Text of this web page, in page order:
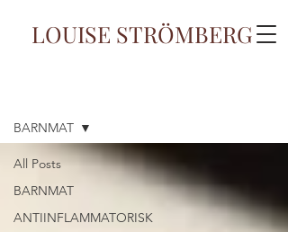
LOUISE STRÖMBERG
All Posts
BARNMAT
ANTIINFLAMMATORISK
BARNMAT